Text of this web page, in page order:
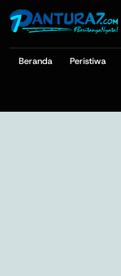
Beranda Peristiwa